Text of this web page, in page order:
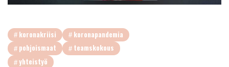
koronakriisi
koronapandemia
pohjoismaat
teamskokous
yhteistyö